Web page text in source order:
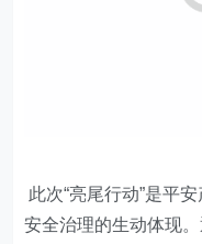
此次“亮尾行动”是平
安全治理的生动体现